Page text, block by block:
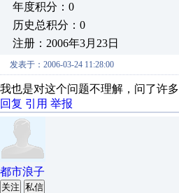
年度积分：0
历史总积分：0
注册：2006年3月23日
发表于：2006-03-24 11:28:00
我也是对这个问题不理解，问了许
回复 引用 举报
都市浪子
关注 私信